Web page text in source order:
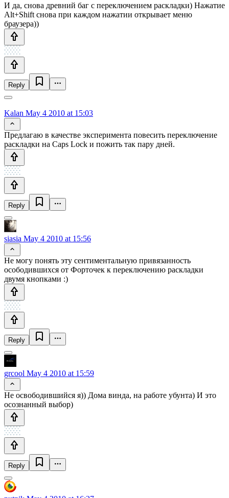
И да, снова древний баг с переключением раскладки) Нажатие
Alt+Shift снова при каждом нажатии открывает меню
браузера))
Reply
Kalan May 4 2010 at 15:03
Предлагаю в качестве эксперимента повесить переключение
раскладки на Caps Lock и пожить так пару дней.
Reply
siasia May 4 2010 at 15:56
Не могу понять эту сентиментальную привязанность
осободившихся от Форточек к переключению раскладки
двумя кнопками :)
Reply
grcool May 4 2010 at 15:59
Не освободившийся я)) Дома винда, на работе убунта) И это
осознанный выбор)
Reply